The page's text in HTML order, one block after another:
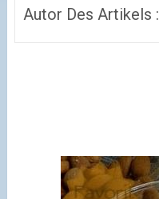
Autor Des Artikels :